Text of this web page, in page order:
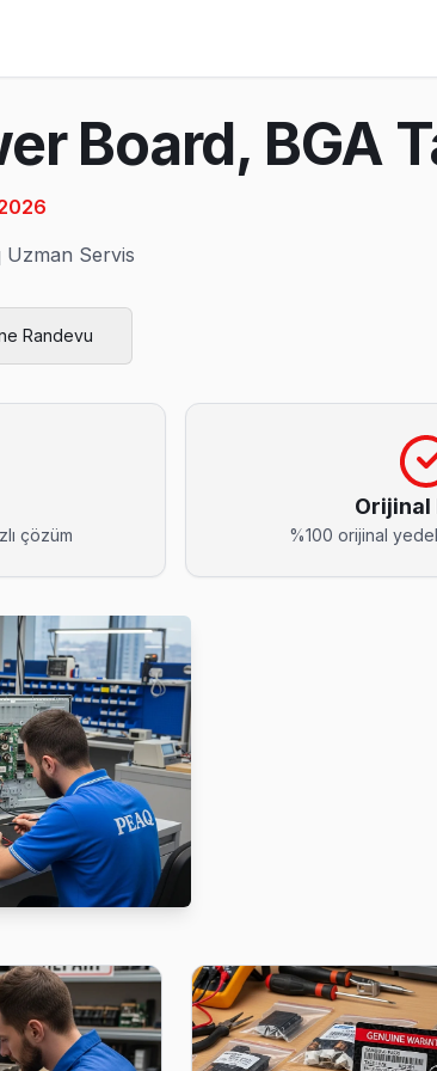
oluşturuyor. Fatih ekibimiz bu arızayı yerinde
ile port tamiri yapıyoruz; kablo değil, konektör
memnuniyeti odaklı servis anlayışımız bu.
yerinde teşhis ediyor.
Board, BGA
Uzman Servis
Randevu
çözüm
Orijinal
%100 orijinal